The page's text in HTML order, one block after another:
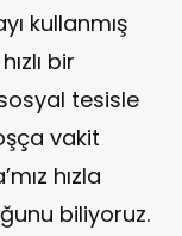
kullanmış
bir
tesisle
vakit
hızla
biliyoruz.